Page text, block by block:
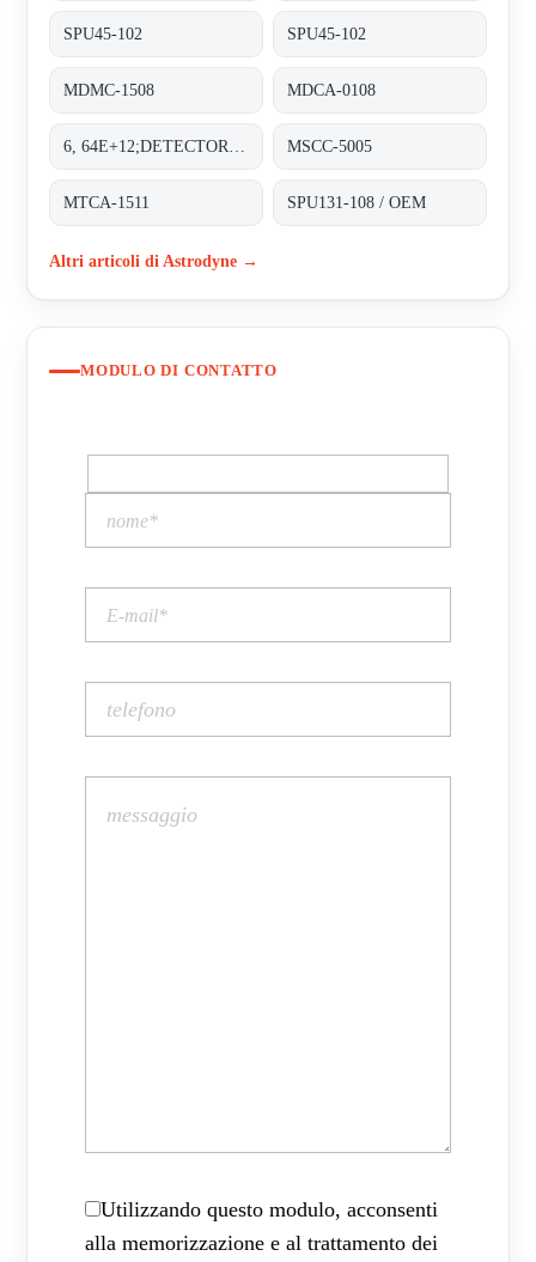
SPU45-102 SPU45-102
MDMC-1508 MDCA-0108
MSCC-5005
MTCA-1511 SPU131-108 / OEM
Altri articoli di Astrodyne →
MODULO DI CONTATTO
Utilizzando questo modulo, acconsenti
alla memorizzazione e al trattamento dei